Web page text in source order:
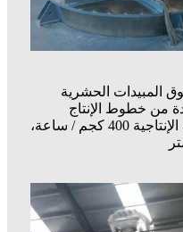
المبيدات الحشرية
من خطوط الإنتاج
المستمرة QDF-400 WP، الطاقة الإنتاجية 400 كجم / ساعة،